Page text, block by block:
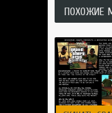
ПОХОЖИЕ